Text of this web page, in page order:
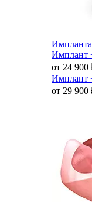
Имплант
от 24 900
Имплант
от 29 900